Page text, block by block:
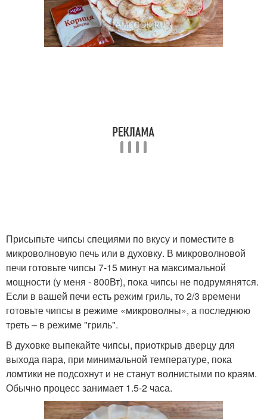
Присыпьте чипсы специями по вкусу и поместите в
микроволновую печь или в духовку. В микроволновой
печи готовьте чипсы 7-15 минут на максимальной
мощности (у меня - 800Вт), пока чипсы не подрумянятся.
Если в вашей печи есть режим гриль, то 2/3 времени
готовьте чипсы в режиме «микроволны», а последнюю
треть – в режиме "гриль".
В духовке выпекайте чипсы, приоткрыв дверцу для
выхода пара, при минимальной температуре, пока
ломтики не подсохнут и не станут волнистыми по краям.
Обычно процесс занимает 1.5-2 часа.